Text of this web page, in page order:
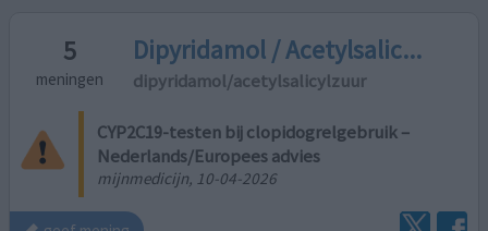
5
meningen
Dipyridamol / Acetylsalic...
dipyridamol/acetylsalicylzuur
CYP2C19-testen bij clopidogrelgebruik –
Nederlands/Europees advies
mijnmedicijn, 10-04-2026